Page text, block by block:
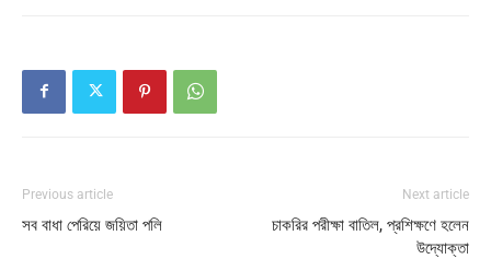
Previous article
সব বাধা পেরিয়ে জয়িতা পলি
Next article
চাকরির পরীক্ষা বাতিল, প্রশিক্ষণে হলেন
উদ্যোক্তা